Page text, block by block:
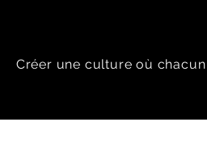
Créer une culture où